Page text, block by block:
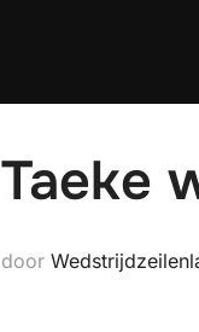
Taeke
door